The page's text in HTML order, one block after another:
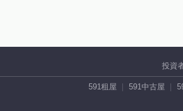
投資
591租屋 591中古屋